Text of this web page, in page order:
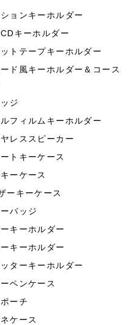
ョンキーホルダー
キーホルダー
トテープキーホルダー
ド風キーホルダー＆コース
ジ
フィルムキーホルダー
レススピーカー
トキーケース
ーケース
ーキーケース
バッジ
キーホルダー
キーホルダー
ターキーホルダー
ペンケース
ーチ
ケース